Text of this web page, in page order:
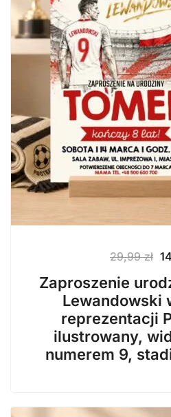
29,99zł
Zaproszenie
Lewandowski
reprezentacji
ilustrowany,
numerem 9,